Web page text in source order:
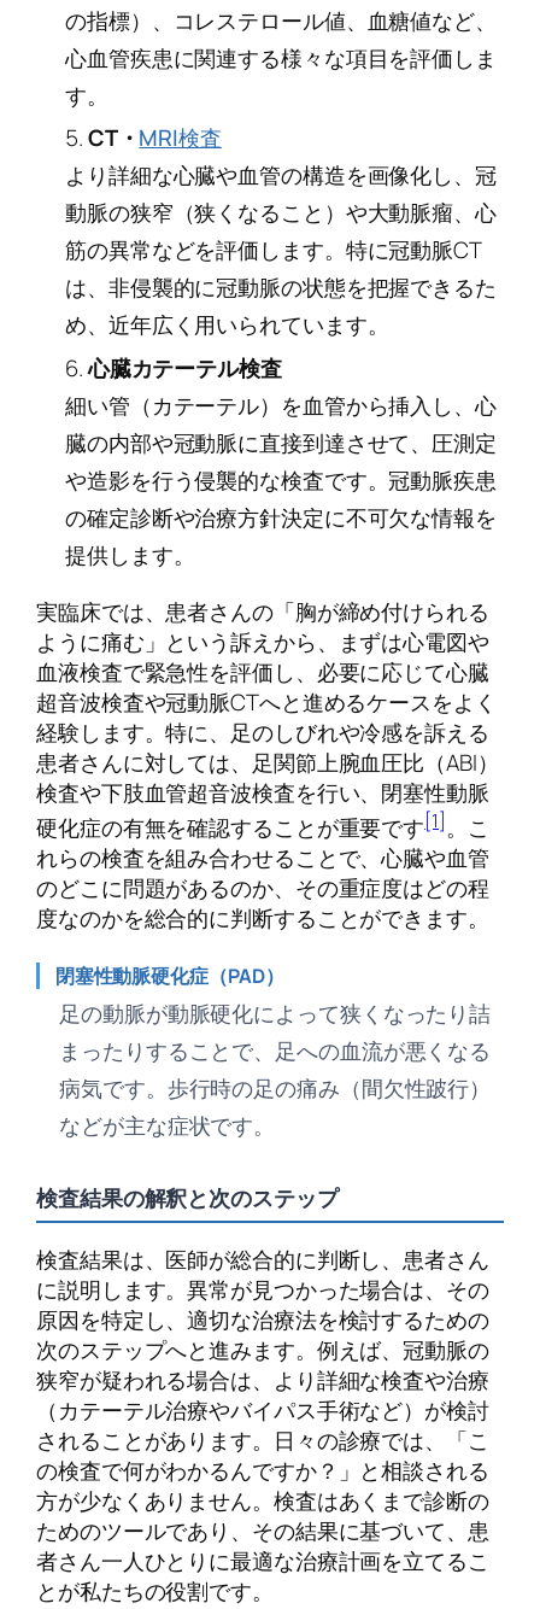
の指標）、コレステロール値、血糖値など、
心血管疾患に関連する様々な項目を評価しま
す。
CT・ MRI検査
より詳細な心臓や血管の構造を画像化し、冠
動脈の狭窄（狭くなること）や大動脈瘤、心
筋の異常などを評価します。特に冠動脈CT
は、非侵襲的に冠動脈の状態を把握できるた
め、近年広く用いられています。
心臓カテーテル検査
細い管（カテーテル）を血管から挿入し、心
臓の内部や冠動脈に直接到達させて、圧測定
や造影を行う侵襲的な検査です。冠動脈疾患
の確定診断や治療方針決定に不可欠な情報を
提供します。
実臨床では、患者さんの「胸が締め付けられる
ように痛む」という訴えから、まずは心電図や
血液検査で緊急性を評価し、必要に応じて心臓
超音波検査や冠動脈CTへと進めるケースをよく
経験します。特に、足のしびれや冷感を訴える
患者さんに対しては、足関節上腕血圧比（ABI）
検査や下肢血管超音波検査を行い、閉塞性動脈
硬化症の有無を確認することが重要です[1]。こ
れらの検査を組み合わせることで、心臓や血管
のどこに問題があるのか、その重症度はどの程
度なのかを総合的に判断することができます。
閉塞性動脈硬化症（PAD）
足の動脈が動脈硬化によって狭くなったり詰
まったりすることで、足への血流が悪くなる
病気です。歩行時の足の痛み（間欠性跛行）
などが主な症状です。
検査結果の解釈と次のステップ
検査結果は、医師が総合的に判断し、患者さん
に説明します。異常が見つかった場合は、その
原因を特定し、適切な治療法を検討するための
次のステップへと進みます。例えば、冠動脈の
狭窄が疑われる場合は、より詳細な検査や治療
（カテーテル治療やバイパス手術など）が検討
されることがあります。日々の診療では、「こ
の検査で何がわかるんですか？」と相談される
方が少なくありません。検査はあくまで診断の
ためのツールであり、その結果に基づいて、患
者さん一人ひとりに最適な治療計画を立てるこ
とが私たちの役割です。